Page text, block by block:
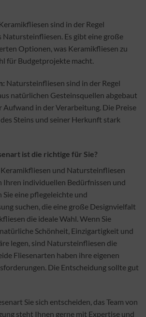
sind in der Regel
Natursteinfliesen. Es gibt eine große
Optionen, was Keramikfliesen zu
für Budgetprojekte macht.
Natursteinfliesen sind in der Regel
natürlichen Gesteinsquellen abgebaut
Aufwand in der Verarbeitung. Die Preise
Steins und seiner Herkunft stark
ist die richtige für Sie?
und Natursteinfliesen
Ihren individuellen Bedürfnissen und
Sie eine pflegeleichte und
suchen, die eine große Designvielfalt
die ideale Wahl. Wenn Sie
Schönheit, Einzigartigkeit und
legen, sind Natursteinfliesen die
Fliesenarten haben ihre eigenen
Die Entscheidung sollte gut
Sie sich entscheiden, das Team von
steht Ihnen gerne mit Expertise und